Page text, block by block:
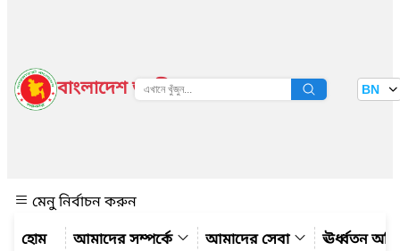
বাংলাদেশ জাতীয় তথ্য বাতায়ন BN
মেনু নির্বাচন করুন
আমাদের সম্পর্কে
আমাদের সেবা ঊর্ধ্বতন